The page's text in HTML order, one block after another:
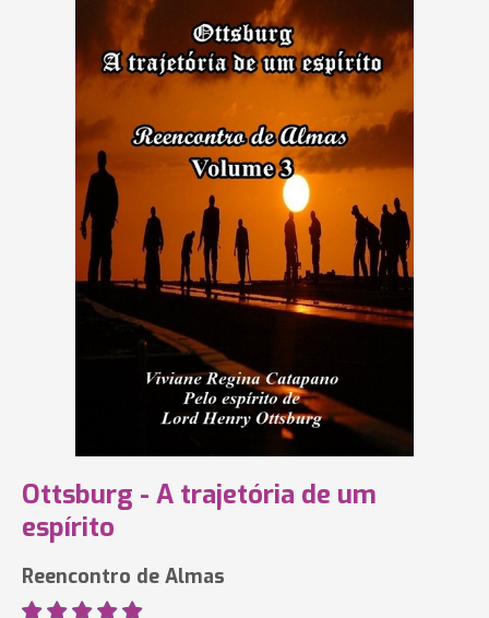
Ottsburg - A trajetória de um
espírito
Reencontro de Almas